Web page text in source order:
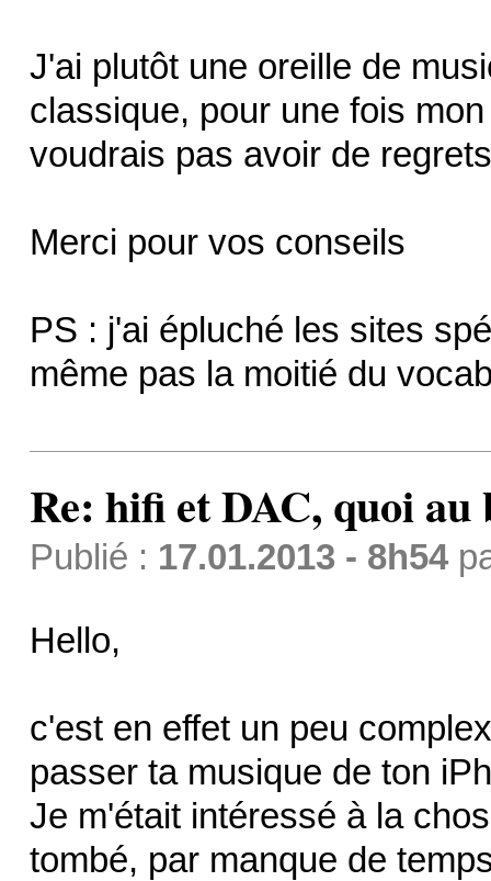
J'ai plutôt une oreille de
classique, pour une fois
voudrais pas avoir de
Merci pour vos conseils
PS : j'ai épluché les sites
même pas la moitié du
Re: hifi et DAC, quoi au
Publié : 17.01.2013 - 8h54
Hello,
c'est en effet un peu
passer ta musique de ton
Je m'était intéressé à la
tombé, par manque de